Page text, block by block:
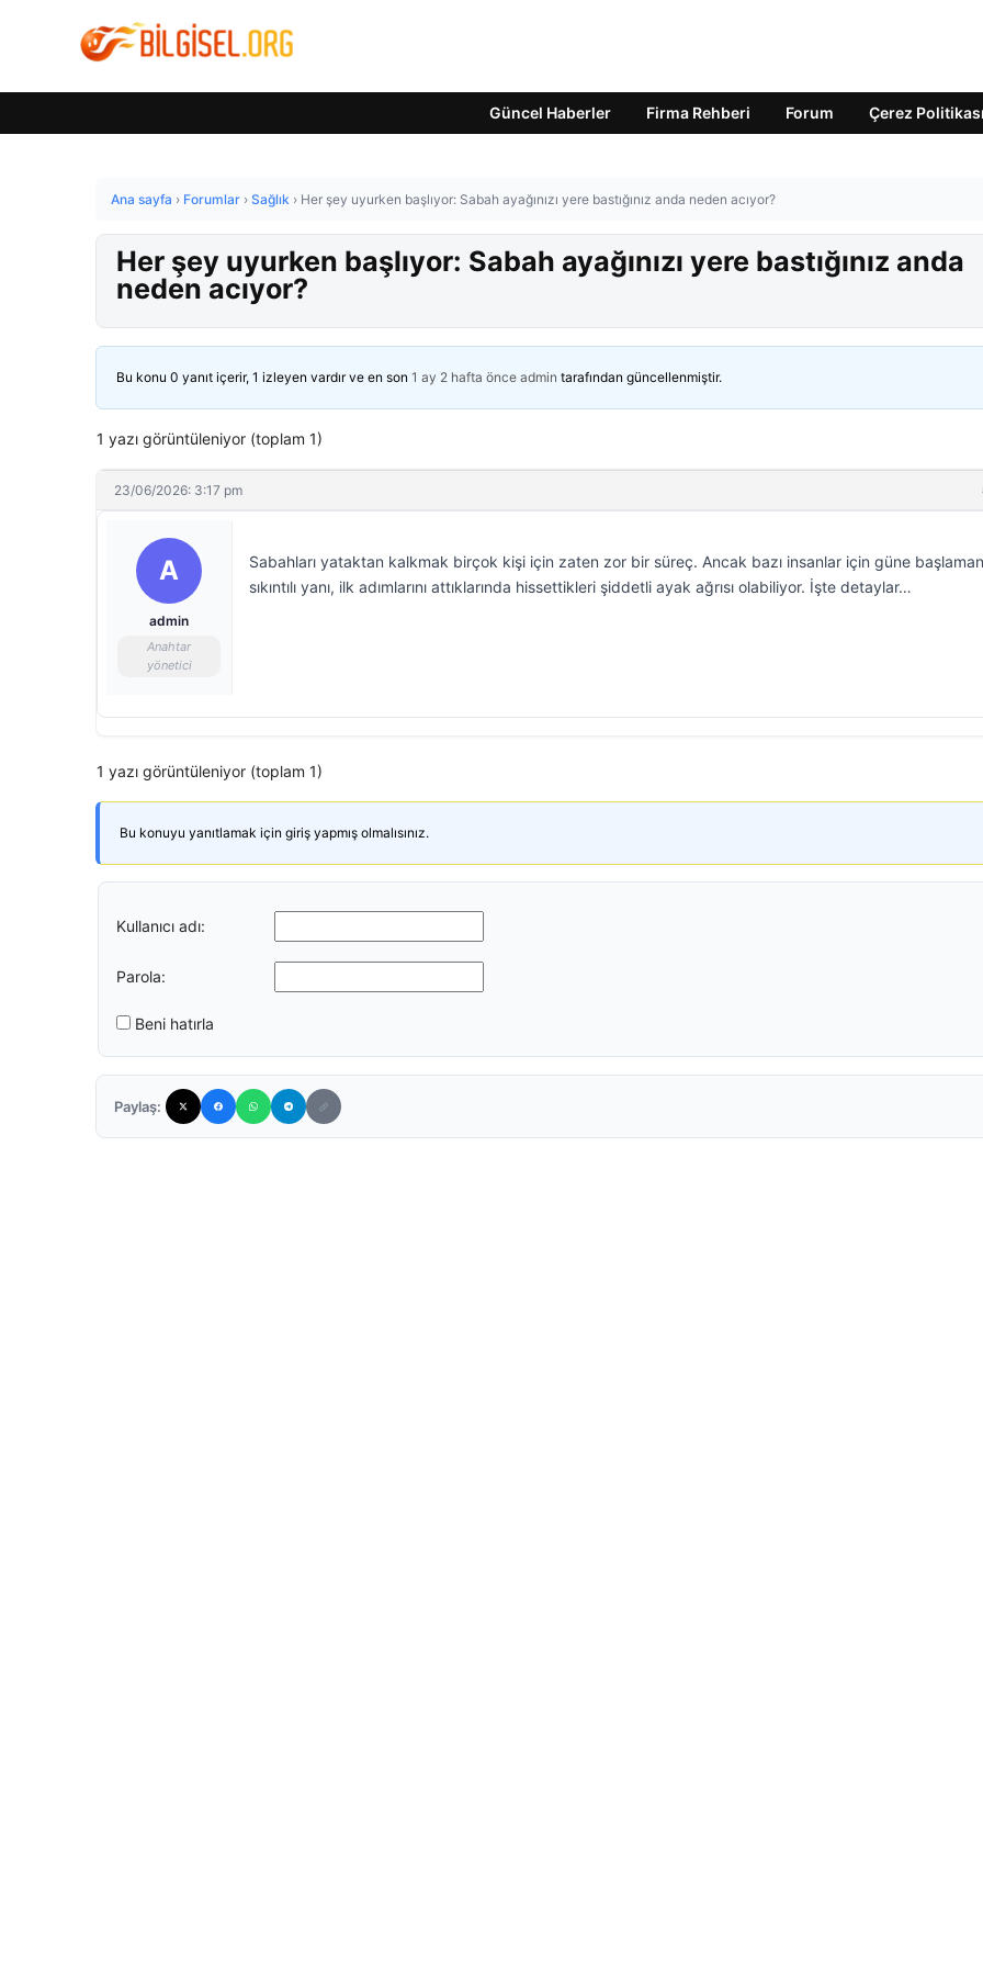
Güncel Haberler Firma Rehberi Forum Çerez Politikası
Ana sayfa › Forumlar › Sağlık › Her şey uyurken başlıyor: Sabah ayağınızı yere bastığınız anda neden acıyor?
Her şey uyurken başlıyor: Sabah ayağınızı yere bastığınız anda
neden acıyor?
Bu konu 0 yanıt içerir, 1 izleyen vardır ve en son 1 ay 2 hafta önce admin tarafından güncellenmiştir.
1 yazı görüntüleniyor (toplam 1)
23/06/2026: 3:17 pm
A
admin
Anahtar
yönetici
Sabahları yataktan kalkmak birçok kişi için zaten zor bir süreç. Ancak bazı insanlar için güne
sıkıntılı yanı, ilk adımlarını attıklarında hissettikleri şiddetli ayak ağrısı olabiliyor. İşte detaylar…
1 yazı görüntüleniyor (toplam 1)
Bu konuyu yanıtlamak için giriş yapmış olmalısınız.
Kullanıcı adı:
Parola:
Beni hatırla
Paylaş: